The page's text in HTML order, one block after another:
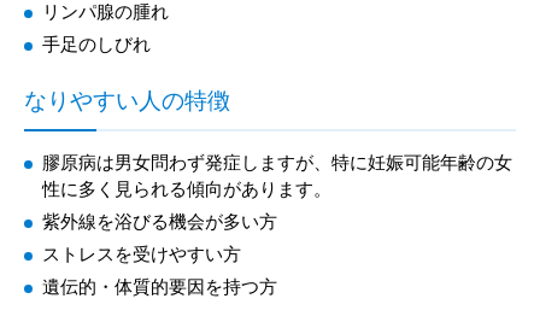
リンパ腺の腫れ
手足のしびれ
なりやすい人の特徴
膠原病は男女問わず発症しますが、特に妊娠可能年齢の女
性に多く見られる傾向があります。
紫外線を浴びる機会が多い方
ストレスを受けやすい方
遺伝的・体質的要因を持つ方